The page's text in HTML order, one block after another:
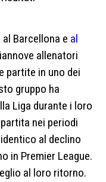
Barcellona e al
allenatori
partite in uno dei
gruppo ha
Liga durante i loro
nei periodi
al declino
in Premier League.
al loro ritorno.